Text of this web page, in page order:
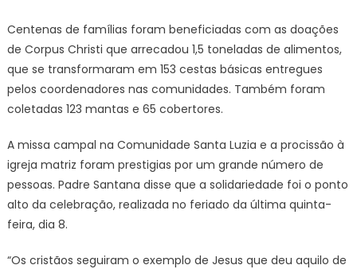
Centenas de famílias foram beneficiadas com as doações
de Corpus Christi que arrecadou 1,5 toneladas de alimentos,
que se transformaram em 153 cestas básicas entregues
pelos coordenadores nas comunidades. Também foram
coletadas 123 mantas e 65 cobertores.
A missa campal na Comunidade Santa Luzia e a procissão à
igreja matriz foram prestigias por um grande número de
pessoas. Padre Santana disse que a solidariedade foi o ponto
alto da celebração, realizada no feriado da última quinta-
feira, dia 8.
“Os cristãos seguiram o exemplo de Jesus que deu aquilo de